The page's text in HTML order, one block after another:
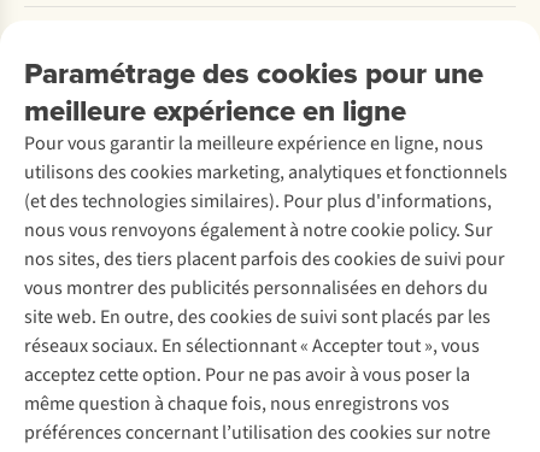
Paramétrage des cookies pour une
meilleure expérience en ligne
Pour vous garantir la meilleure expérience en ligne, nous
utilisons des cookies marketing, analytiques et fonctionnels
(et des technologies similaires). Pour plus d'informations,
nous vous renvoyons également à notre cookie policy. Sur
nos sites, des tiers placent parfois des cookies de suivi pour
vous montrer des publicités personnalisées en dehors du
site web. En outre, des cookies de suivi sont placés par les
réseaux sociaux. En sélectionnant « Accepter tout », vous
acceptez cette option. Pour ne pas avoir à vous poser la
même question à chaque fois, nous enregistrons vos
préférences concernant l’utilisation des cookies sur notre
Payer
Retourner
Rétractation d'une commande
Entretien & réparations
Garantie
Contactez-nous
Entreprise responsable
À propos d’Ayacucho
Nos magasins
À propos d’A.S.Adventure
Déclaration d'accessibilité
Location / Location sports d’hiver
Seconde-main
Entretien de ski
Service de lavage
Entretien de chaussures
Réparation de chaussures
Réparation de vêtements
Retouches
Pour les entreprises
Découvrez
A.S.Magazine
Explore Camp
Expertise & conseils
Abonnez-vous à la newsletter
Suivez-nous